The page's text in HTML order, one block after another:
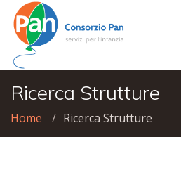
Ricerca Strutture
Home Ricerca Strutture